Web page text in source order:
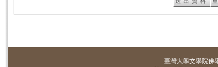
臺灣大學文學院佛